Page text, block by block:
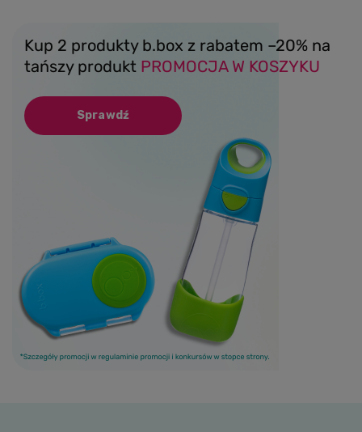
Kup 2 produkty b.box z rabatem –20% na
tańszy produkt PROMOCJA W KOSZYKU
Sprawdź